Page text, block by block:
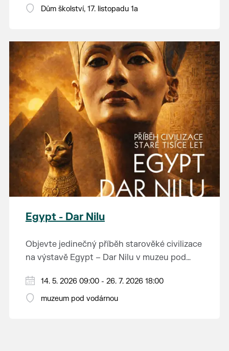
světa kolem.
nápaditost, nadšení, rodičům za jejich
inspirují a překvapí svou upřímností.
Dům školství, 17. listopadu 1a
Egypt - Dar Nilu
Objevte jedinečný příběh starověké civilizace
na výstavě Egypt – Dar Nilu v muzeu pod
Výstava představuje umění starého Egypta,
autentickou hrobku se sarkofágem i
14. 5. 2026 09:00 - 26. 7. 2026 18:00
muzeum pod vodárnou